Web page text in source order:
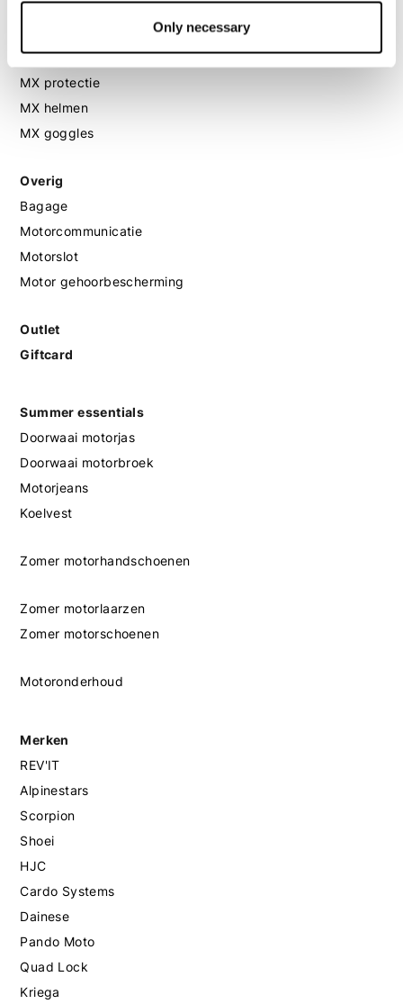
Only necessary
MX laarzen
MX protectie
MX helmen
MX goggles
Overig
Bagage
Motorcommunicatie
Motorslot
Motor gehoorbescherming
Outlet
Giftcard
Summer essentials
Doorwaai motorjas
Doorwaai motorbroek
Motorjeans
Koelvest
Zomer motorhandschoenen
Zomer motorlaarzen
Zomer motorschoenen
Motoronderhoud
Merken
REV'IT
Alpinestars
Scorpion
Shoei
HJC
Cardo Systems
Dainese
Pando Moto
Quad Lock
Kriega